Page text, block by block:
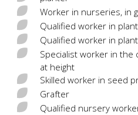
Worker in nurseries, in
Qualified worker in
Qualified worker in
Specialist worker in
at height
Skilled worker in seed
Grafter
Qualified nursery